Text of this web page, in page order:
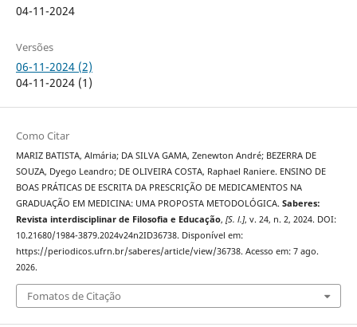
04-11-2024
Versões
06-11-2024 (2)
04-11-2024 (1)
Como Citar
MARIZ BATISTA, Almária; DA SILVA GAMA, Zenewton André; BEZERRA DE
SOUZA, Dyego Leandro; DE OLIVEIRA COSTA, Raphael Raniere. ENSINO DE
BOAS PRÁTICAS DE ESCRITA DA PRESCRIÇÃO DE MEDICAMENTOS NA
GRADUAÇÃO EM MEDICINA: UMA PROPOSTA METODOLÓGICA. Saberes:
Revista interdisciplinar de Filosofia e Educação, [S. l.], v. 24, n. 2, 2024. DOI:
10.21680/1984-3879.2024v24n2ID36738. Disponível em:
https://periodicos.ufrn.br/saberes/article/view/36738. Acesso em: 7 ago.
2026.
Fomatos de Citação